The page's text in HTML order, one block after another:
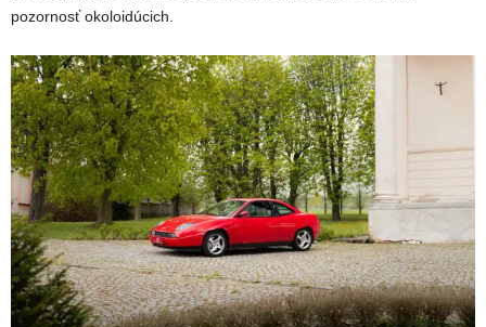
pozornosť okoloidúcich.